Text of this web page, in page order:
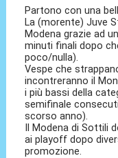
Partono con una
La (morente) Juve
Modena grazie ad
minuti finali dopo
poco/nulla).
Vespe che
incontreranno il
i più bassi della
semifinale
scorso anno).
Il Modena di Sottili
ai playoff dopo
promozione.